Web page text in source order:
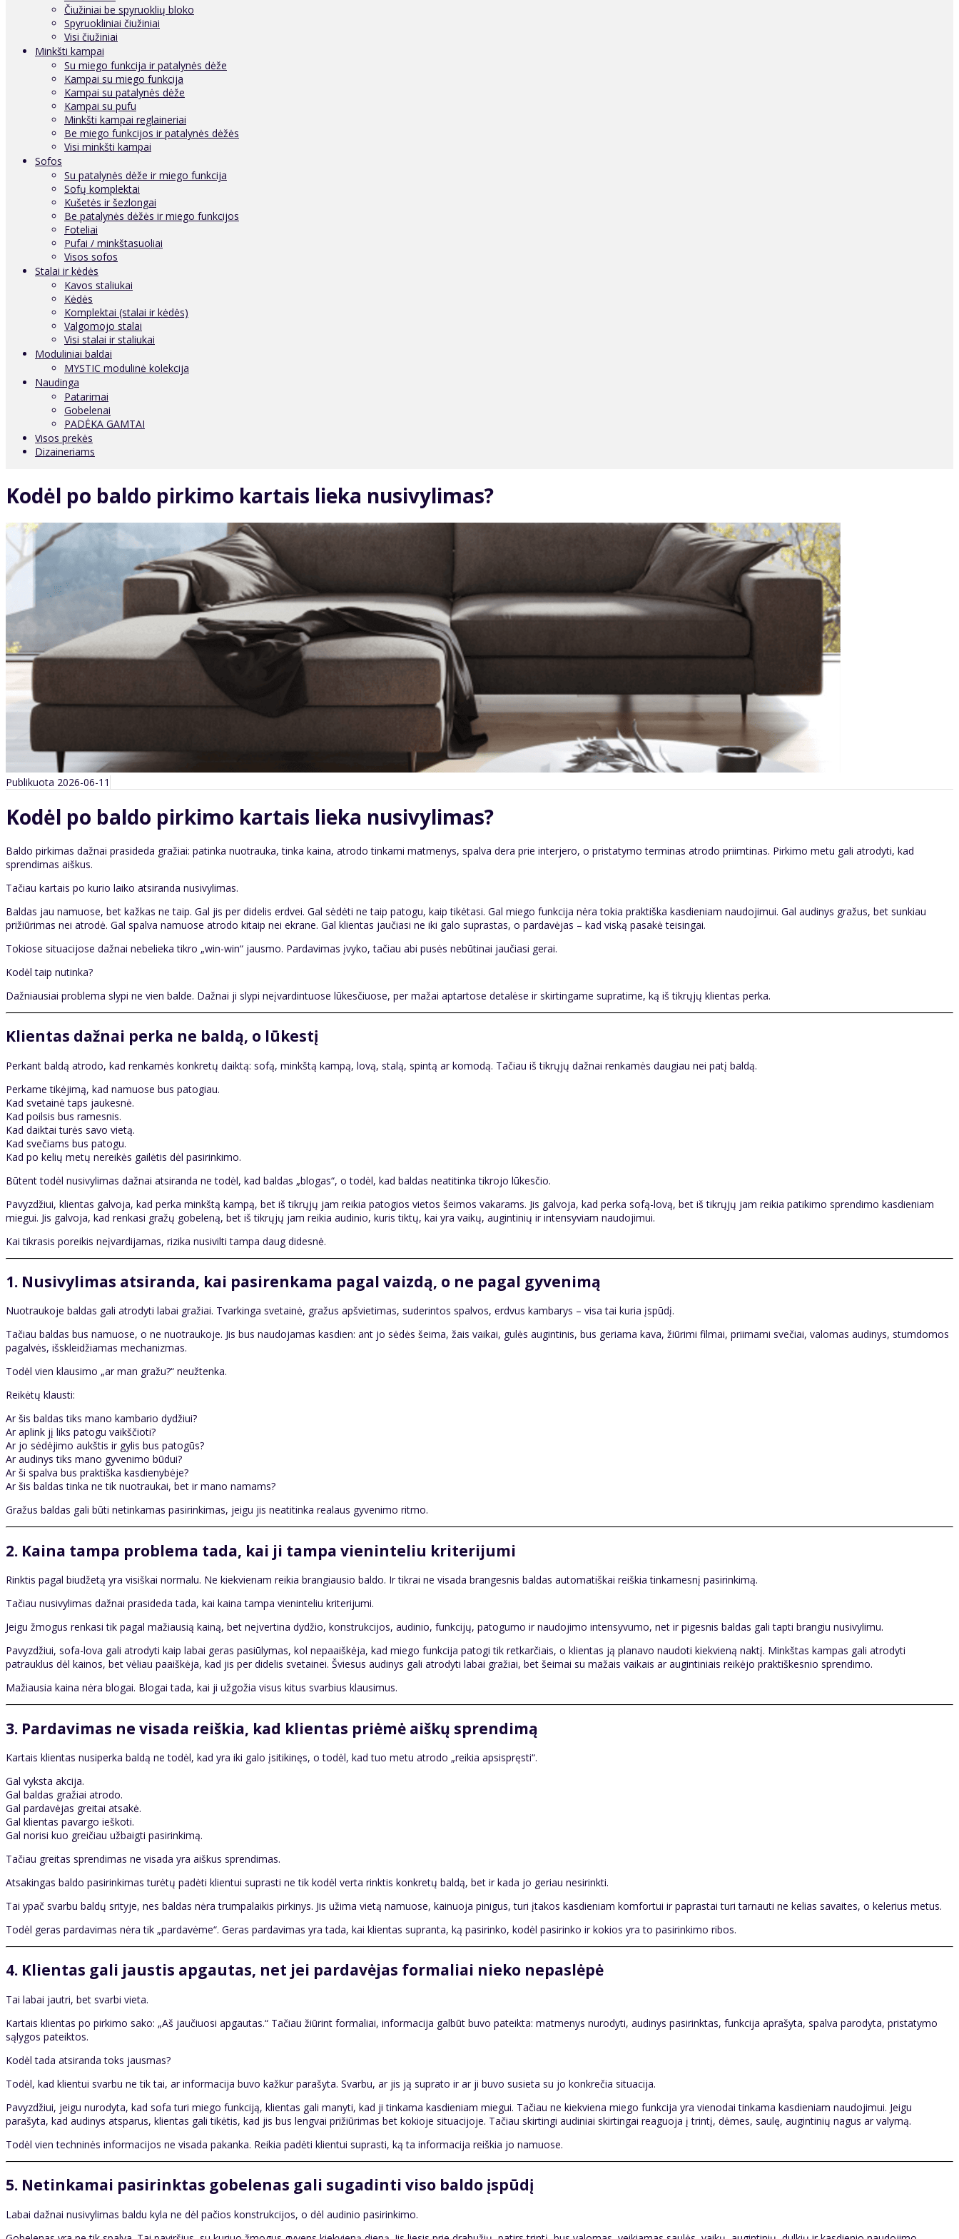
Čiužiniai be spyruoklių bloko
Spyruokliniai čiužiniai
Visi čiužiniai
Minkšti kampai
Su miego funkcija ir patalynės dėže
Kampai su miego funkcija
Kampai su patalynės dėže
Kampai su pufu
Minkšti kampai reglaineriai
Be miego funkcijos ir patalynės dėžės
Visi minkšti kampai
Sofos
Su patalynės dėže ir miego funkcija
Sofų komplektai
Kušetės ir šezlongai
Be patalynės dėžės ir miego funkcijos
Foteliai
Pufai / minkštasuoliai
Visos sofos
Stalai ir kėdės
Kavos staliukai
Kėdės
Komplektai (stalai ir kėdės)
Valgomojo stalai
Visi stalai ir staliukai
Moduliniai baldai
MYSTIC modulinė kolekcija
Naudinga
Patarimai
Gobelenai
PADĖKA GAMTAI
Visos prekės
Dizaineriams
Kodėl po baldo pirkimo kartais lieka nusivylimas?
Publikuota 2026-06-11
Kodėl po baldo pirkimo kartais lieka nusivylimas?
Baldo pirkimas dažnai prasideda gražiai: patinka nuotrauka, tinka kaina, atrodo tinkami matmenys, spalva dera prie interjero, o pristatymo terminas atrodo priimtinas. Pirkimo metu gali atrodyti, kad
sprendimas aiškus.
Tačiau kartais po kurio laiko atsiranda nusivylimas.
Baldas jau namuose, bet kažkas ne taip. Gal jis per didelis erdvei. Gal sėdėti ne taip patogu, kaip tikėtasi. Gal miego funkcija nėra tokia praktiška kasdieniam naudojimui. Gal audinys gražus, bet sunkiau
prižiūrimas nei atrodė. Gal spalva namuose atrodo kitaip nei ekrane. Gal klientas jaučiasi ne iki galo suprastas, o pardavėjas – kad viską pasakė teisingai.
Tokiose situacijose dažnai nebelieka tikro „win-win“ jausmo. Pardavimas įvyko, tačiau abi pusės nebūtinai jaučiasi gerai.
Kodėl taip nutinka?
Dažniausiai problema slypi ne vien balde. Dažnai ji slypi neįvardintuose lūkesčiuose, per mažai aptartose detalėse ir skirtingame supratime, ką iš tikrųjų klientas perka.
Klientas dažnai perka ne baldą, o lūkestį
Perkant baldą atrodo, kad renkamės konkretų daiktą: sofą, minkštą kampą, lovą, stalą, spintą ar komodą. Tačiau iš tikrųjų dažnai renkamės daugiau nei patį baldą.
Perkame tikėjimą, kad namuose bus patogiau.
Kad svetainė taps jaukesnė.
Kad poilsis bus ramesnis.
Kad daiktai turės savo vietą.
Kad svečiams bus patogu.
Kad po kelių metų nereikės gailėtis dėl pasirinkimo.
Būtent todėl nusivylimas dažnai atsiranda ne todėl, kad baldas „blogas“, o todėl, kad baldas neatitinka tikrojo lūkesčio.
Pavyzdžiui, klientas galvoja, kad perka minkštą kampą, bet iš tikrųjų jam reikia patogios vietos šeimos vakarams. Jis galvoja, kad perka sofą-lovą, bet iš tikrųjų jam reikia patikimo sprendimo kasdieniam
miegui. Jis galvoja, kad renkasi gražų gobeleną, bet iš tikrųjų jam reikia audinio, kuris tiktų, kai yra vaikų, augintinių ir intensyviam naudojimui.
Kai tikrasis poreikis neįvardijamas, rizika nusivilti tampa daug didesnė.
1. Nusivylimas atsiranda, kai pasirenkama pagal vaizdą, o ne pagal gyvenimą
Nuotraukoje baldas gali atrodyti labai gražiai. Tvarkinga svetainė, gražus apšvietimas, suderintos spalvos, erdvus kambarys – visa tai kuria įspūdį.
Tačiau baldas bus namuose, o ne nuotraukoje. Jis bus naudojamas kasdien: ant jo sėdės šeima, žais vaikai, gulės augintinis, bus geriama kava, žiūrimi filmai, priimami svečiai, valomas audinys, stumdomos
pagalvės, išskleidžiamas mechanizmas.
Todėl vien klausimo „ar man gražu?“ neužtenka.
Reikėtų klausti:
Ar šis baldas tiks mano kambario dydžiui?
Ar aplink jį liks patogu vaikščioti?
Ar jo sėdėjimo aukštis ir gylis bus patogūs?
Ar audinys tiks mano gyvenimo būdui?
Ar ši spalva bus praktiška kasdienybėje?
Ar šis baldas tinka ne tik nuotraukai, bet ir mano namams?
Gražus baldas gali būti netinkamas pasirinkimas, jeigu jis neatitinka realaus gyvenimo ritmo.
2. Kaina tampa problema tada, kai ji tampa vieninteliu kriterijumi
Rinktis pagal biudžetą yra visiškai normalu. Ne kiekvienam reikia brangiausio baldo. Ir tikrai ne visada brangesnis baldas automatiškai reiškia tinkamesnį pasirinkimą.
Tačiau nusivylimas dažnai prasideda tada, kai kaina tampa vieninteliu kriterijumi.
Jeigu žmogus renkasi tik pagal mažiausią kainą, bet neįvertina dydžio, konstrukcijos, audinio, funkcijų, patogumo ir naudojimo intensyvumo, net ir pigesnis baldas gali tapti brangiu nusivylimu.
Pavyzdžiui, sofa-lova gali atrodyti kaip labai geras pasiūlymas, kol nepaaiškėja, kad miego funkcija patogi tik retkarčiais, o klientas ją planavo naudoti kiekvieną naktį. Minkštas kampas gali atrodyti
patrauklus dėl kainos, bet vėliau paaiškėja, kad jis per didelis svetainei. Šviesus audinys gali atrodyti labai gražiai, bet šeimai su mažais vaikais ar augintiniais reikėjo praktiškesnio sprendimo.
Mažiausia kaina nėra blogai. Blogai tada, kai ji užgožia visus kitus svarbius klausimus.
3. Pardavimas ne visada reiškia, kad klientas priėmė aiškų sprendimą
Kartais klientas nusiperka baldą ne todėl, kad yra iki galo įsitikinęs, o todėl, kad tuo metu atrodo „reikia apsispręsti“.
Gal vyksta akcija.
Gal baldas gražiai atrodo.
Gal pardavėjas greitai atsakė.
Gal klientas pavargo ieškoti.
Gal norisi kuo greičiau užbaigti pasirinkimą.
Tačiau greitas sprendimas ne visada yra aiškus sprendimas.
Atsakingas baldo pasirinkimas turėtų padėti klientui suprasti ne tik kodėl verta rinktis konkretų baldą, bet ir kada jo geriau nesirinkti.
Tai ypač svarbu baldų srityje, nes baldas nėra trumpalaikis pirkinys. Jis užima vietą namuose, kainuoja pinigus, turi įtakos kasdieniam komfortui ir paprastai turi tarnauti ne kelias savaites, o kelerius metus.
Todėl geras pardavimas nėra tik „pardavėme“. Geras pardavimas yra tada, kai klientas supranta, ką pasirinko, kodėl pasirinko ir kokios yra to pasirinkimo ribos.
4. Klientas gali jaustis apgautas, net jei pardavėjas formaliai nieko nepaslėpė
Tai labai jautri, bet svarbi vieta.
Kartais klientas po pirkimo sako: „Aš jaučiuosi apgautas.“ Tačiau žiūrint formaliai, informacija galbūt buvo pateikta: matmenys nurodyti, audinys pasirinktas, funkcija aprašyta, spalva parodyta, pristatymo
sąlygos pateiktos.
Kodėl tada atsiranda toks jausmas?
Todėl, kad klientui svarbu ne tik tai, ar informacija buvo kažkur parašyta. Svarbu, ar jis ją suprato ir ar ji buvo susieta su jo konkrečia situacija.
Pavyzdžiui, jeigu nurodyta, kad sofa turi miego funkciją, klientas gali manyti, kad ji tinkama kasdieniam miegui. Tačiau ne kiekviena miego funkcija yra vienodai tinkama kasdieniam naudojimui. Jeigu
parašyta, kad audinys atsparus, klientas gali tikėtis, kad jis bus lengvai prižiūrimas bet kokioje situacijoje. Tačiau skirtingi audiniai skirtingai reaguoja į trintį, dėmes, saulę, augintinių nagus ar valymą.
Todėl vien techninės informacijos ne visada pakanka. Reikia padėti klientui suprasti, ką ta informacija reiškia jo namuose.
5. Netinkamai pasirinktas gobelenas gali sugadinti viso baldo įspūdį
Labai dažnai nusivylimas baldu kyla ne dėl pačios konstrukcijos, o dėl audinio pasirinkimo.